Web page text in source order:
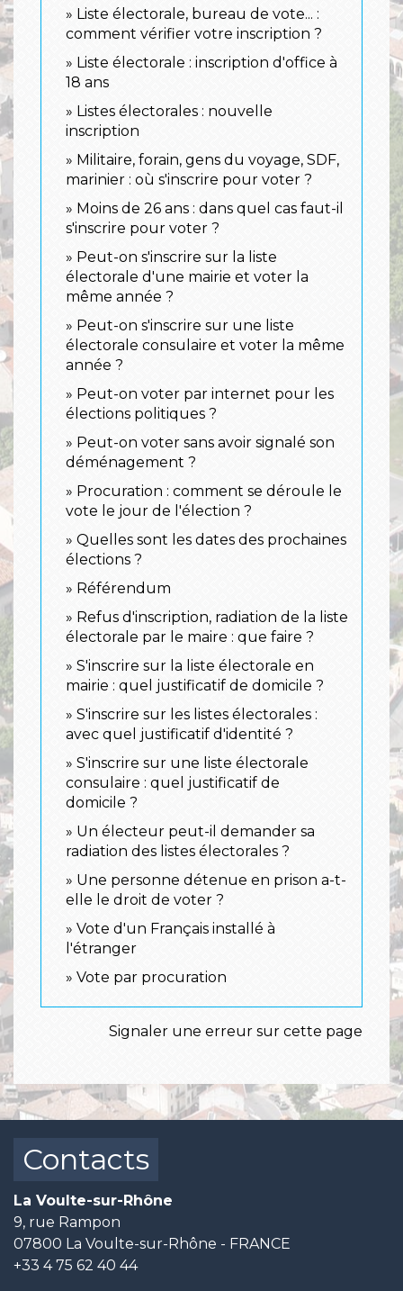
Liste électorale, bureau de vote... :
comment vérifier votre inscription ?
Liste électorale : inscription d'office à
18 ans
Listes électorales : nouvelle
inscription
Militaire, forain, gens du voyage, SDF,
marinier : où s'inscrire pour voter ?
Moins de 26 ans : dans quel cas faut-il
s'inscrire pour voter ?
Peut-on s'inscrire sur la liste
électorale d'une mairie et voter la
même année ?
Peut-on s'inscrire sur une liste
électorale consulaire et voter la même
année ?
Peut-on voter par internet pour les
élections politiques ?
Peut-on voter sans avoir signalé son
déménagement ?
Procuration : comment se déroule le
vote le jour de l'élection ?
Quelles sont les dates des prochaines
élections ?
Référendum
Refus d'inscription, radiation de la liste
électorale par le maire : que faire ?
S'inscrire sur la liste électorale en
mairie : quel justificatif de domicile ?
S'inscrire sur les listes électorales :
avec quel justificatif d'identité ?
S'inscrire sur une liste électorale
consulaire : quel justificatif de
domicile ?
Un électeur peut-il demander sa
radiation des listes électorales ?
Une personne détenue en prison a-t-
elle le droit de voter ?
Vote d'un Français installé à
l'étranger
Vote par procuration
Signaler une erreur sur cette page
Contacts
La Voulte-sur-Rhône
9, rue Rampon
07800 La Voulte-sur-Rhône - FRANCE
+33 4 75 62 40 44